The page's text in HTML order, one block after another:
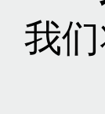
我